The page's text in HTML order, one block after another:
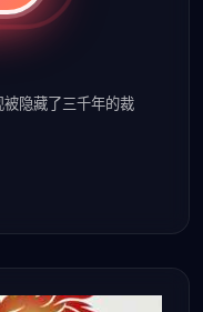
隐藏了三千年的裁